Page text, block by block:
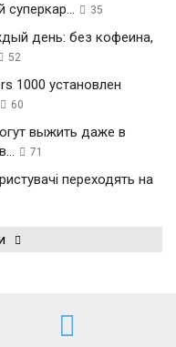
35
день: без кофеина,
52
1000 установлен
60
выжить даже в
71
переходять на